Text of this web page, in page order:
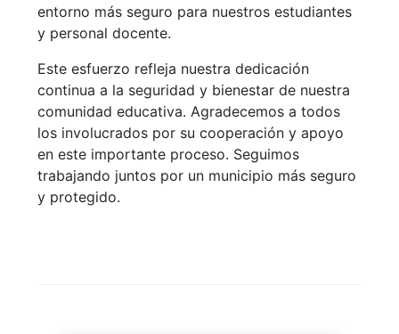
entorno más seguro para nuestros estudiantes
y personal docente.
Este esfuerzo refleja nuestra dedicación
continua a la seguridad y bienestar de nuestra
comunidad educativa. Agradecemos a todos
los involucrados por su cooperación y apoyo
en este importante proceso. Seguimos
trabajando juntos por un municipio más seguro
y protegido.